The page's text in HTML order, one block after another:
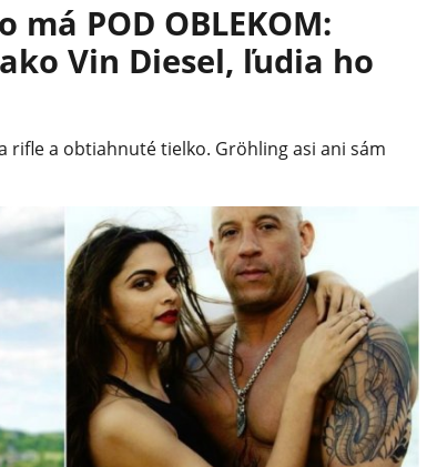
POD OBLEKOM:
Vin Diesel, ľudia ho
rifle a obtiahnuté tielko. Gröhling asi ani sám